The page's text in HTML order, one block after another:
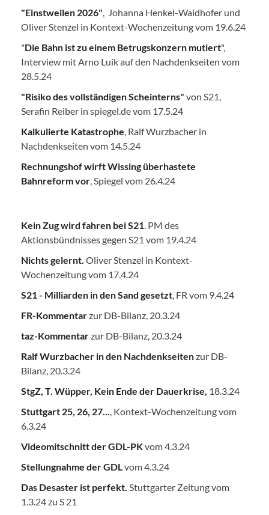
"Einstweilen 2026" , Johanna Henkel-Waidhofer und
Oliver Stenzel in Kontext-Wochenzeitung vom 19.6.24
"Die Bahn ist zu einem Betrugskonzern mutiert",
Interview mit Arno Luik auf den Nachdenkseiten vom
28.5.24
"Risiko des vollständigen Scheinterns" von S21,
Serafin Reiber in spiegel.de vom 17.5.24
Kalkulierte Katastrophe , Ralf Wurzbacher in
Nachdenkseiten vom 14.5.24
Rechnungshof wirft Wissing überhastete
Bahnreform vor , Spiegel vom 26.4.24
Kein Zug wird fahren bei S21 . PM des
Aktionsbündnisses gegen S21 vom 19.4.24
Nichts gelernt. Oliver Stenzel in Kontext-
Wochenzeitung vom 17.4.24
S21 - Milliarden in den Sand gesetzt , FR vom 9.4.24
FR-Kommentarzur DB-Bilanz, 20.3.24
taz-Kommentarzur DB-Bilanz, 20.3.24
Ralf Wurzbacher in den Nachdenkseitenzur DB-
Bilanz, 20.3.24
StgZ, T. Wüpper, Kein Ende der Dauerkrise, 18.3.24
Stuttgart 25, 26, 27...
, Kontext-Wochenzeitung vom
6.3.24
Videomitschnitt der GDL-PKvom 4.3.24
Stellungnahme der GDL vom 4.3.24
Das Desaster ist perfekt. Stuttgarter Zeitung vom
1.3.24 zu S 21